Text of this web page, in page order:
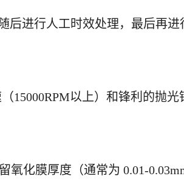
后进行人工时效处理，最后再
15000RPM以上）和锋利的抛
氧化膜厚度（通常为 0.01-